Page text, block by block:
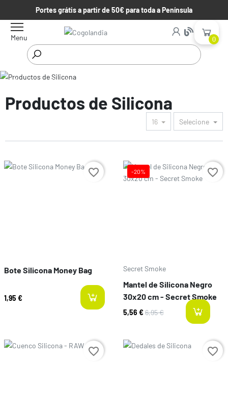
Portes grátis a partir de 50€ para toda a Península
Menu 0
Começar Parafernalia
Productos de Silicona
16 Selecione
Preço
Bote Silicona Money Bag
1,95 €
favorite_border -20%
Secret Smoke
Mantel de Silicona Negro
30x20 cm - Secret Smoke
5,56 €6,95 €
favorite_border
Preço favorite_border Preço favorite_border